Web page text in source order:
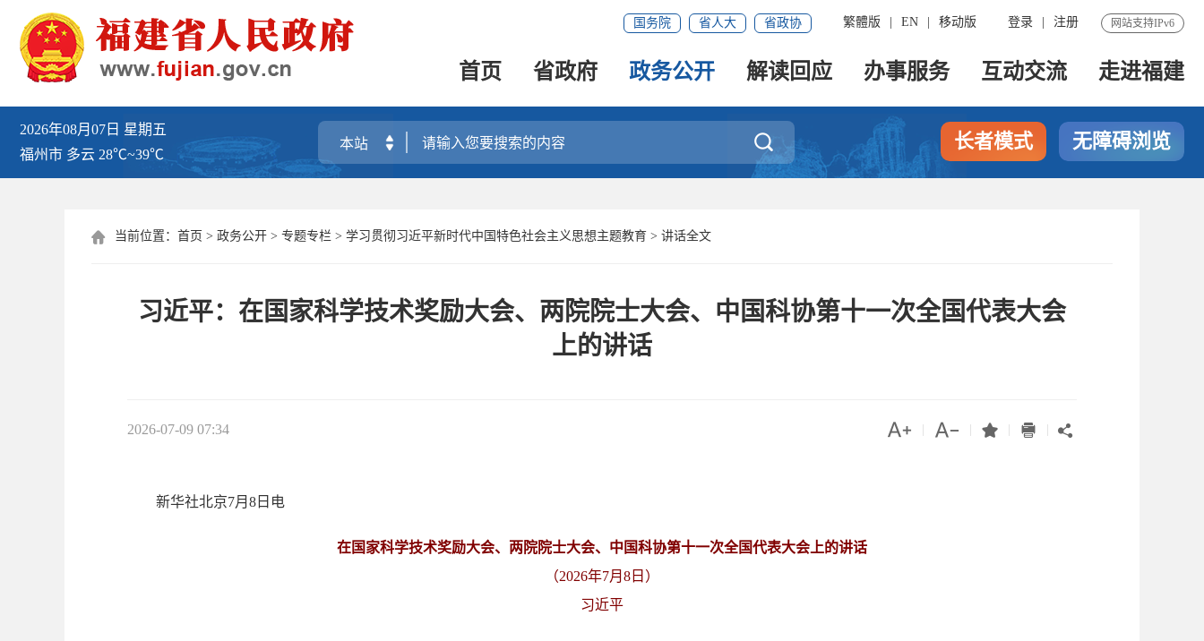
网站支持IPv6
登录 注册
繁體版 EN 移动版
国务院 省人大 省政协
首页 省政府 政务公开 解读回应 办事服务 互动交流 走进福建
2026年08月07日 星期五
福州市 多云 28℃~39℃
 长者模式 无障碍浏览
 当前位置： 首页 > 政务公开 > 专题专栏 > 学习贯彻习近平新时代中国特色社会主义思想主题教育 > 讲话全文
习近平：在国家科学技术奖励大会、两院院士大会、中国科协第十一次全国代表大会
上的讲话
2026-07-09 07:34     
新华社北京7月8日电
在国家科学技术奖励大会、两院院士大会、中国科协第十一次全国代表大会上的讲话
（2026年7月8日）
习近平